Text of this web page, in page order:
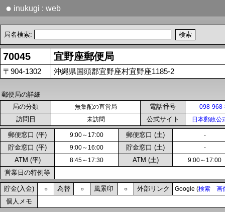
● inukugi : web
局名検索:
70045 宜野座郵便局
〒904-1302 沖縄県国頭郡宜野座村宜野座1185-2
郵便局の詳細
局の分類
無集配の直営局 電話番号 098-
訪問日 未訪問 公式サイト 日本郵政公
郵便窓口 (平) 9:00～17:00 郵便窓口 (土) -
貯金窓口 (平) 9:00～16:00 貯金窓口 (土) -
ATM (平) 8:45～17:30 ATM (土) 9:00～17:00
営業日の特例等
貯金(入金) ○ 為替 ○ 風景印 ○ 外部リンク Google (検索 画
個人メモ